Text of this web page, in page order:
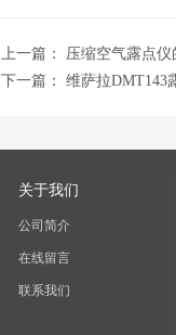
上一篇： 压缩空气露点
下一篇： 维萨拉DMT143
关于我们
公司简介
在线留言
联系我们